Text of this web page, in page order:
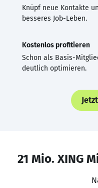
Knüpf neue Kontakte
besseres Job-Leben.
Kostenlos profitieren
Schon als Basis-
deutlich optimieren.
21 Mio. XING